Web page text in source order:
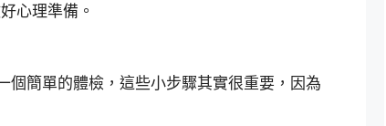
心理準備。
簡單的體檢，這些小步驟其實很重要，因為